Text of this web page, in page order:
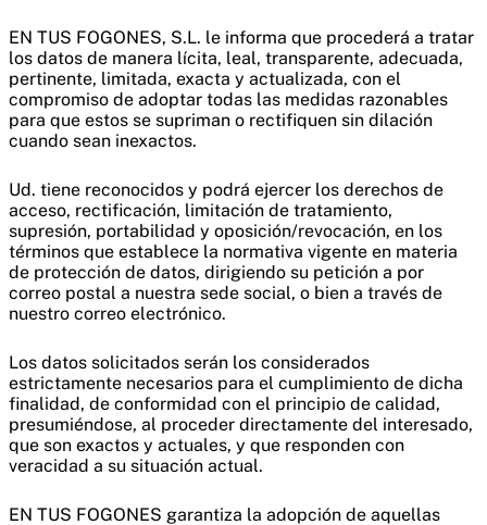
EN TUS FOGONES, S.L. le informa que procederá a tratar
los datos de manera lícita, leal, transparente, adecuada,
pertinente, limitada, exacta y actualizada, con el
compromiso de adoptar todas las medidas razonables
para que estos se supriman o rectifiquen sin dilación
cuando sean inexactos.
Ud. tiene reconocidos y podrá ejercer los derechos de
acceso, rectificación, limitación de tratamiento,
supresión, portabilidad y oposición/revocación, en los
términos que establece la normativa vigente en materia
de protección de datos, dirigiendo su petición a por
correo postal a nuestra sede social, o bien a través de
nuestro correo electrónico.
Los datos solicitados serán los considerados
estrictamente necesarios para el cumplimiento de dicha
finalidad, de conformidad con el principio de calidad,
presumiéndose, al proceder directamente del interesado,
que son exactos y actuales, y que responden con
veracidad a su situación actual.
EN TUS FOGONES garantiza la adopción de aquellas